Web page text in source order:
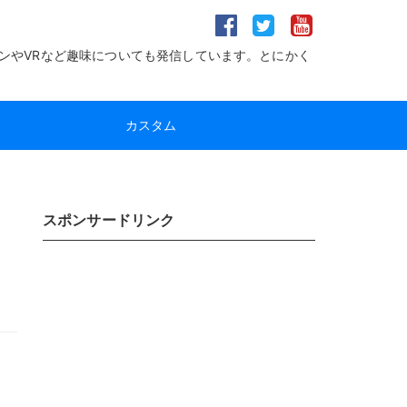
VRなど趣味についても発信しています。とにかく
カスタム
スポンサードリンク